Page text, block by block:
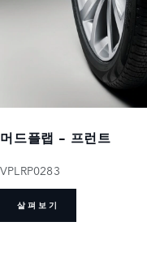
머드플랩 - 프런트
VPLRP0283
살펴보기